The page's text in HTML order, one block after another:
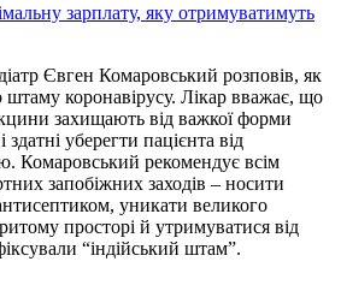
зарплату, яку отримуватимуть
Євген Комаровський розповів, як
штаму коронавірусу. Лікар вважає, що
захищають від важкої форми
здатні уберегти пацієнта від
Комаровський рекомендує всім
запобіжних заходів – носити
уникати великого
просторі й утримуватися від
“індійський штам”.